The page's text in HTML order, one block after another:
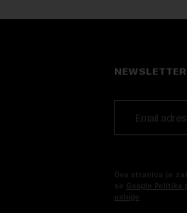
NEWSLETTER
Ova stranica je
se Google Politika
usluge